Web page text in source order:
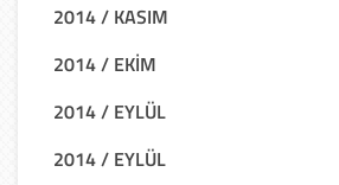
2014 / KASIM
2014 / EKİM
2014 / EYLÜL
2014 / EYLÜL